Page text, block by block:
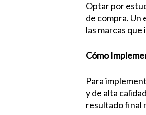
Optar por
de compra.
las marcas
Cómo
Para
y de alta
resultado final